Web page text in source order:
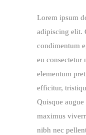
Lorem ipsum
adipiscing elit.
condimentum
eu consectetur
elementum
efficitur,
Quisque
maximus
nibh nec